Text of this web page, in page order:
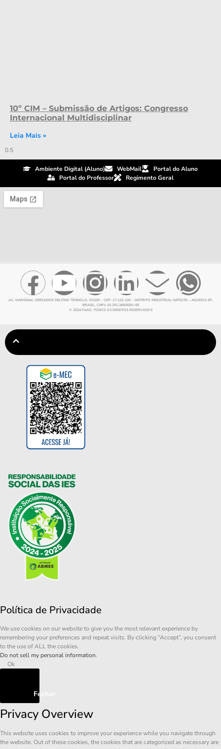
10º CIM – Submissão de Artigos: Congresso
Internacional Multidisciplinar
Leia Mais »
Ambiente Digital (Aluno) WebMail
Portal do Aluno
Portal do Professor
Regimento Geral
AV. MARGINAL VEREADOR DELFINO TENDOLO, D1200 – CEP: 17.123-220 – DISTRITO INDUSTRIAL HATSUTA – AGUDOS-SP,
BRASIL. CNPJ: 03.251.369/0001-65
© 2024 FAAG. TODOS OS DIREITOS RESERVADOS
Política de Privacidade
We use cookies on our website to give you the most relevant experience by
remembering your preferences and repeat visits. By clicking “Accept”, you consent
to the use of ALL the cookies.
Do not sell my personal information.
Ok
Fechar
Privacy Overview
This website uses cookies to improve your experience while you navigate through
the website. Out of these cookies, the cookies that are categorized as necessary are